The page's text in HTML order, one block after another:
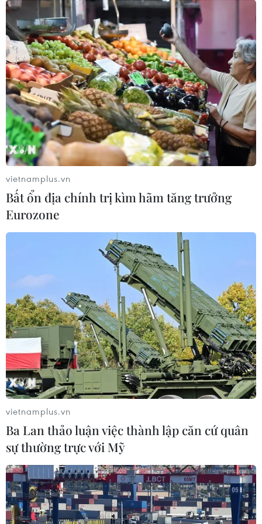
Điện mừng kỷ niệm lần thứ 74 Ngày
Quốc khánh Cộng hòa Arab Ai Cập
24/07/2026 00:00
Thảm sát ở Tây Bắc Nigeria, ít nhất
24 người đã thiệt mạng
23/07/2026 22:47
Dịch tả bùng phát nghiêm trọng tại
Nigeria, hàng trăm người tử vong
23/07/2026 07:23
Dịch Ebola: Số ca tử vong ở châu Phi
tăng lên hơn 1.000 người
22/07/2026 22:56
Tỷ phú Bill Gates nhấn mạnh tầm
quan trọng của đầu tư vào con người
và công nghệ
22/07/2026 06:02
Xem thêm
vietnamplus.vn
Bất ổn địa chính trị kìm hãm tăng trưởng
Eurozone
vietnamplus.vn
Ba Lan thảo luận việc thành lập căn cứ quân
sự thường trực với Mỹ